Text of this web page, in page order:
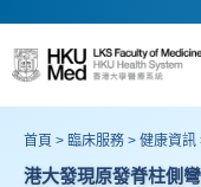
首頁 > 臨床服務 > 健康資訊
港大發現原發脊柱側